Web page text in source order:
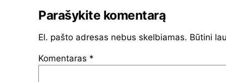
Parašykite komentarą
El. pašto adresas nebus skelbiamas. Būtini
Komentaras *